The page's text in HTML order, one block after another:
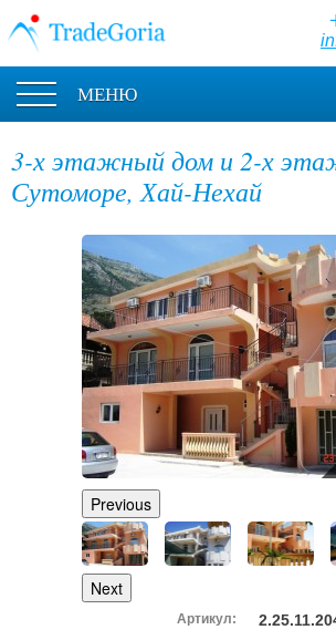
МЕНЮ
3-х этажный дом и 2-х
Сутоморе, Хай-Нехай
Previous
Next
Артикул: